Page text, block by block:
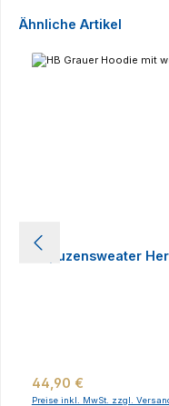
Produktgalerie überspringen
Ähnliche Artikel
Kapuzensweater
Regulärer Preis:
44,90 €
Preise inkl. MwSt. zzgl.